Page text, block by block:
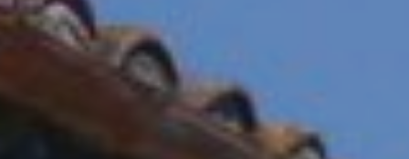
Ubicación/nombre del hotel
ES EN FR